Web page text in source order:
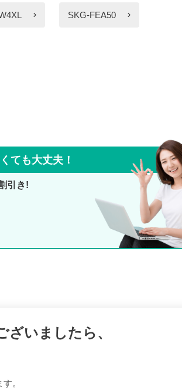
SKG-FEA50
ても大丈夫！
引き!
いましたら、
。